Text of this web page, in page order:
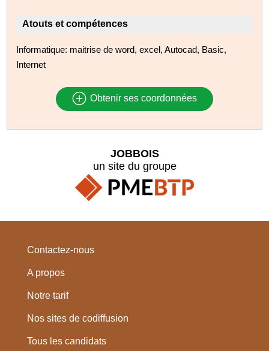
Atouts et compétences
Informatique: maitrise de word, excel, Autocad, Basic,
Internet
Obtenir ses coordonnées
JOBBOIS
un site du groupe
Contactez-nous
A propos
Notre tarif
Nos sites de codiffusion
Tous les candidats